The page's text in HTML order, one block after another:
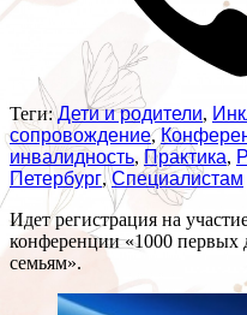
Теги:Дети и родители,
сопровождение,
инвалидность, Практика,
Петербург,Специалистам
Идет регистрация на
конференции «1000 первых
семьям».